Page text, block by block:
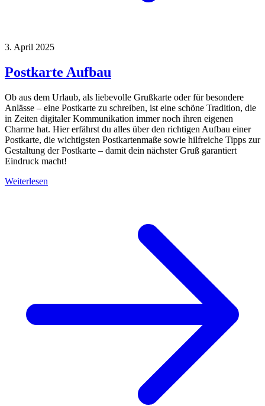
3. April 2025
Postkarte Aufbau
Ob aus dem Urlaub, als liebevolle Grußkarte oder für besondere
Anlässe – eine Postkarte zu schreiben, ist eine schöne Tradition, die
in Zeiten digitaler Kommunikation immer noch ihren eigenen
Charme hat. Hier erfährst du alles über den richtigen Aufbau einer
Postkarte, die wichtigsten Postkartenmaße sowie hilfreiche Tipps zur
Gestaltung der Postkarte – damit dein nächster Gruß garantiert
Eindruck macht!
Weiterlesen